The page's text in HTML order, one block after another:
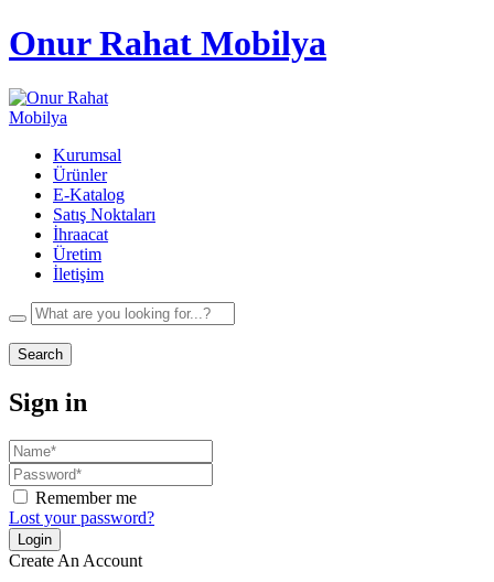
Onur Rahat Mobilya
Kurumsal
Ürünler
E-Katalog
Satış Noktaları
İhraacat
Üretim
İletişim
Search
Sign in
Remember me
Lost your password?
Create An Account